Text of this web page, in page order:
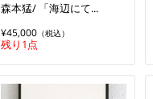
森本猛/ 「海辺にて...
¥45,000 （税込）
残り1点